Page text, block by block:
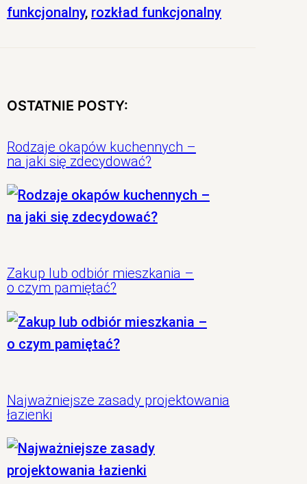
funkcjonalny, rozkład funkcjonalny
OSTATNIE POSTY:
Rodzaje okapów kuchennych –
na jaki się zdecydować?
Zakup lub odbiór mieszkania –
o czym pamiętać?
Najważniejsze zasady projektowania
łazienki